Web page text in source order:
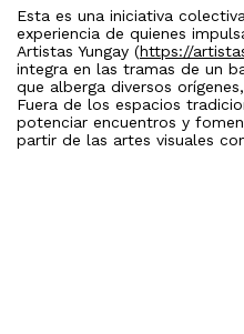
Esta es una iniciativa
experiencia de quienes
Artistas Yungay (https://
integra en las tramas de un
que alberga diversos
Fuera de los espacios
potenciar encuentros y
partir de las artes visuales